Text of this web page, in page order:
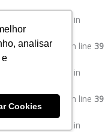
analisar
e
Cookies
value of type bool in
elementor-
image.php
on line 39
of type bool in
image.php
on line 39
value of type bool in